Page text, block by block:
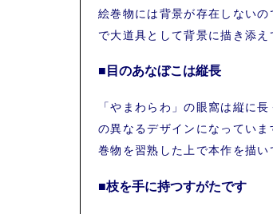
絵巻物には背景が存在しない
で大道具として背景に描き添え
■目のあなぼこは縦長
「やまわらわ」の眼窩は縦に
の異なるデザインになってい
巻物を習熟した上で本作を描い
■枝を手に持つすがたです